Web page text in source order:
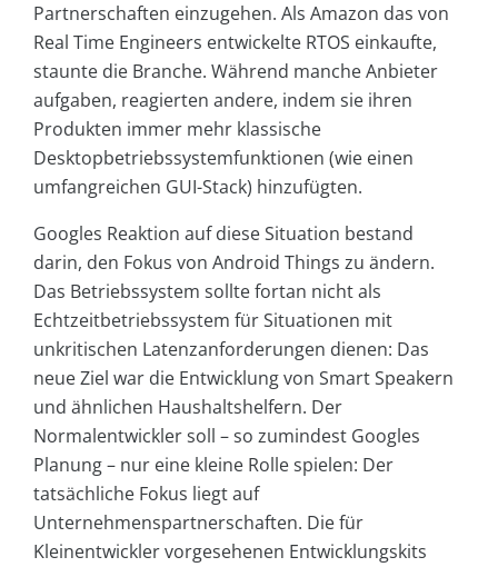
Partnerschaften einzugehen. Als Amazon das von
Real Time Engineers entwickelte RTOS einkaufte,
staunte die Branche. Während manche Anbieter
aufgaben, reagierten andere, indem sie ihren
Produkten immer mehr klassische
Desktopbetriebssystemfunktionen (wie einen
umfangreichen GUI-Stack) hinzufügten.
Googles Reaktion auf diese Situation bestand
darin, den Fokus von Android Things zu ändern.
Das Betriebssystem sollte fortan nicht als
Echtzeitbetriebssystem für Situationen mit
unkritischen Latenzanforderungen dienen: Das
neue Ziel war die Entwicklung von Smart Speakern
und ähnlichen Haushaltshelfern. Der
Normalentwickler soll – so zumindest Googles
Planung – nur eine kleine Rolle spielen: Der
tatsächliche Fokus liegt auf
Unternehmenspartnerschaften. Die für
Kleinentwickler vorgesehenen Entwicklungskits